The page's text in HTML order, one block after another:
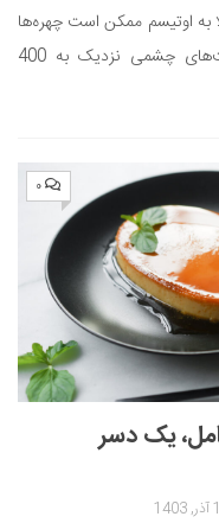
اوتیسم ممکن است چهره‌ها
را به‌طور متفاوتی درک کنند. محققان حرکت‌های چشمی نزدیک به 400
۰
یک دسر